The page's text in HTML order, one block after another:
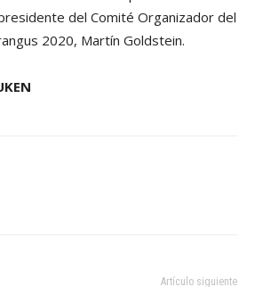
del Comité Organizador del
2020, Martín Goldstein.
Artículo siguiente